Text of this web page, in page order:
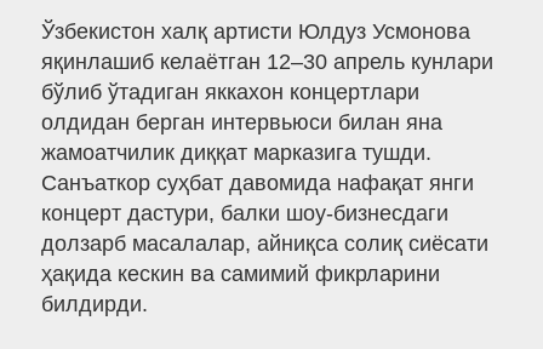
Ўзбекистон халқ артисти Юлдуз Усмонова
яқинлашиб келаётган 12–30 апрель кунлари
бўлиб ўтадиган яккахон концертлари
олдидан берган интервьюси билан яна
жамоатчилик диққат марказига тушди.
Санъаткор суҳбат давомида нафақат янги
концерт дастури, балки шоу-бизнесдаги
долзарб масалалар, айниқса солиқ сиёсати
ҳақида кескин ва самимий фикрларини
билдирди.